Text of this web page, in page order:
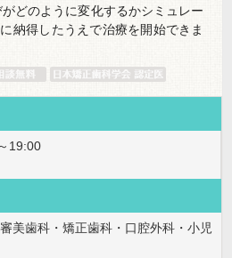
どのように変化するかシミュレー
納得したうえで治療を開始できま
19:00
美歯科・矯正歯科・口腔外科・小児